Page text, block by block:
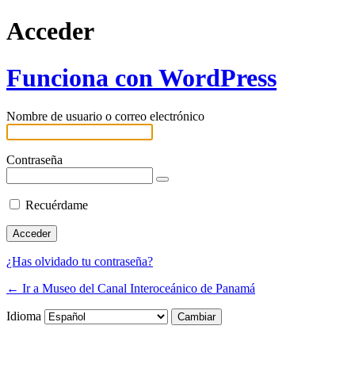
Acceder
Funciona con WordPress
Nombre de usuario o correo electrónico
Contraseña
Recuérdame
¿Has olvidado tu contraseña?
← Ir a Museo del Canal Interoceánico de Panamá
Idioma